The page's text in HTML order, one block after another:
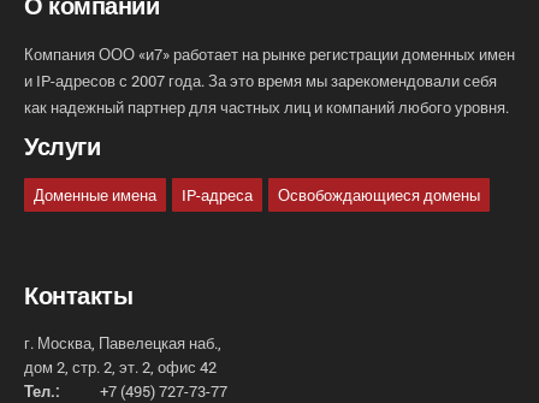
Компания ООО «и7» работает на рынке регистрации доменных имен
и IP-адресов с 2007 года. За это время мы зарекомендовали себя
как надежный партнер для частных лиц и компаний любого уровня.
Услуги
Доменные имена IP-адреса Освобождающиеся домены
Контакты
г. Москва, Павелецкая наб.,
дом 2, стр. 2, эт. 2, офис 42
Тел.:
+7 (495) 727-73-77